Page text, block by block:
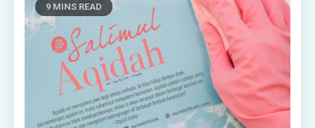
9 MINS READ